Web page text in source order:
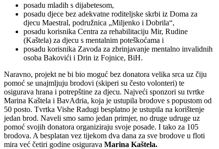
posadu mladih s dijabetesom,
posadu djece bez adekvatne roditeljske skrbi iz Doma za
djecu Maestral, podružnica „Miljenko i Dobrila“,
posadu korisnika Centra za rehabilitaciju Mir, Rudine
(Kaštela) za djecu s mentalnim poteškoćama i
posadu korisnika Zavoda za zbrinjavanje mentalno invalidnih
osoba Bakovići i Drin iz Fojnice, BiH.
Naravno, projekt ne bi bio moguć bez donatora velika srca uz čiju
pomoć se unajmljuju brodovi (skiperi su često volonteri) te
osigurava hrana i potrepštine za djecu. Najveći sponzori su tvrtke
Marina Kaštela i BavAdria, koja je ustupila brodove s popustom od
50 posto. Tvrtka Vishe Radugi besplatno je ustupila na korištenje
jedan brod. Naveli smo samo jedan primjer, no druge udruge uz
pomoć svojih donatora organiziraju svoje posade. I tako za 105
brodova. A besplatan vez tijekom dva dana za sve brodove u floti
mira već četiri godine osigurava Marina Kaštela.